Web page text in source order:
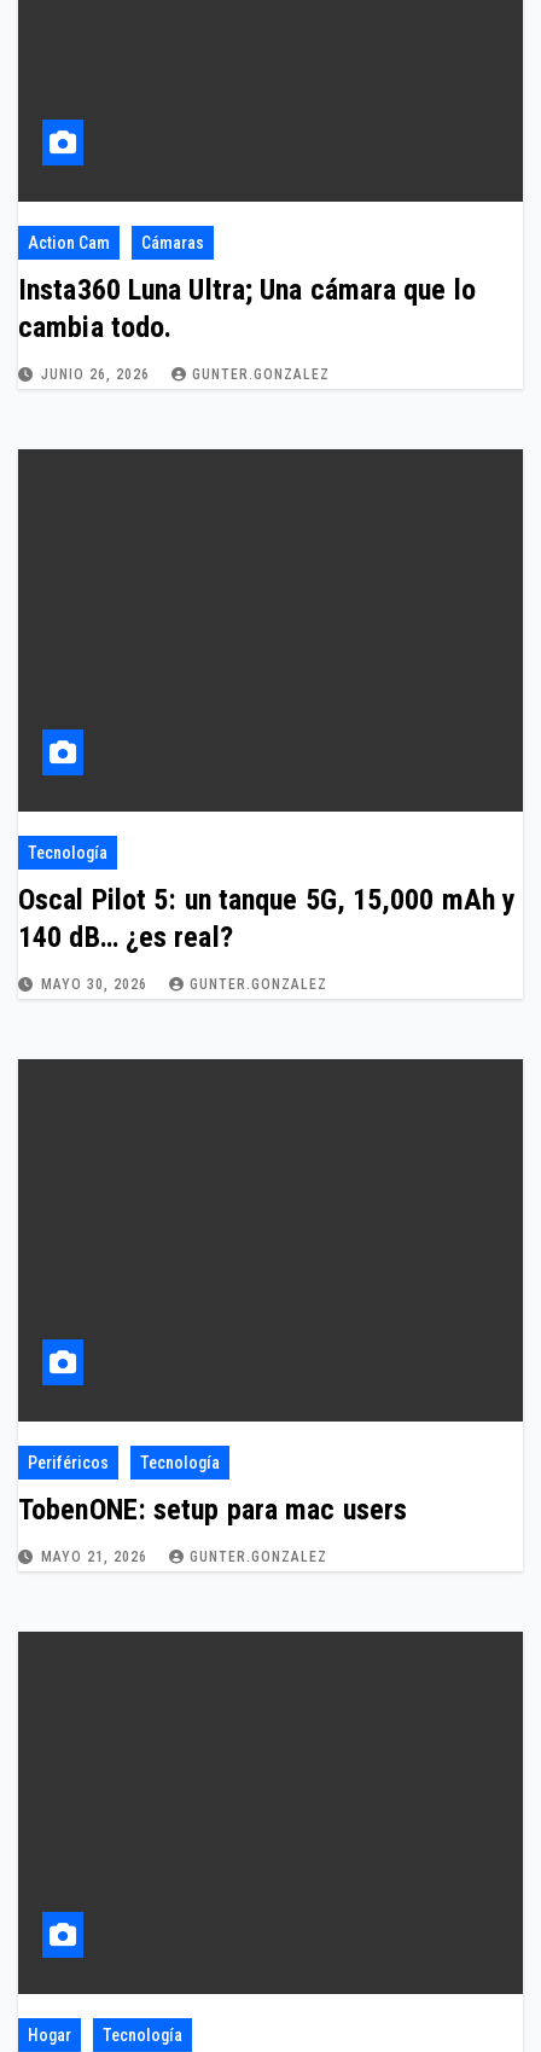
Action Cam Cámaras
Insta360 Luna Ultra; Una cámara que lo
cambia todo.
JUNIO 26, 2026 GUNTER.GONZALEZ
Tecnología
Oscal Pilot 5: un tanque 5G, 15,000 mAh y
140 dB… ¿es real?
MAYO 30, 2026 GUNTER.GONZALEZ
Periféricos Tecnología
TobenONE: setup para mac users
MAYO 21, 2026 GUNTER.GONZALEZ
Hogar Tecnología